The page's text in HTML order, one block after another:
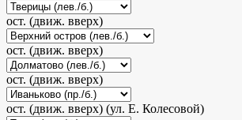
ост. (движ. вверх)
ост. (движ. вверх)
ост. (движ. вверх)
ост. (движ. вверх) (ул. Е. Колесовой)